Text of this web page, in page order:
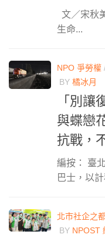
文／宋秋
生命...
NPO 爭勞權
BY 橘冰月
「別讓
與蝶戀
抗戰，
編按： 臺
巴士，以
北市社企之
BY NPOST